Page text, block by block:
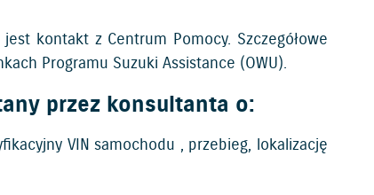
kontakt z Centrum Pomocy. Szczegółowe
Programu Suzuki Assistance (OWU).
przez konsultanta o:
VIN samochodu , przebieg, lokalizację